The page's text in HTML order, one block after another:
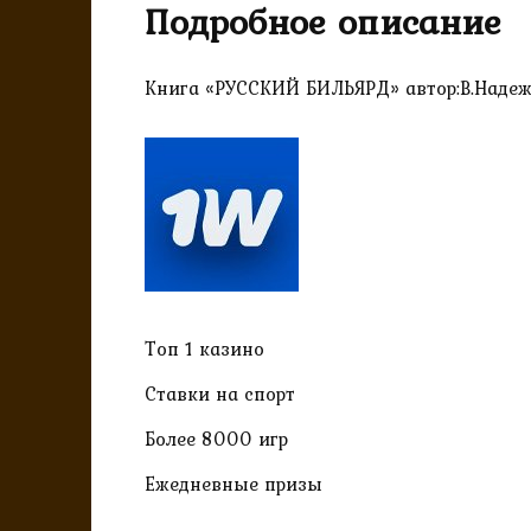
Подробное описание
Книга «РУССКИЙ БИЛЬЯРД»
Топ 1 казино
Ставки на спорт
Более 8000 игр
Ежедневные призы